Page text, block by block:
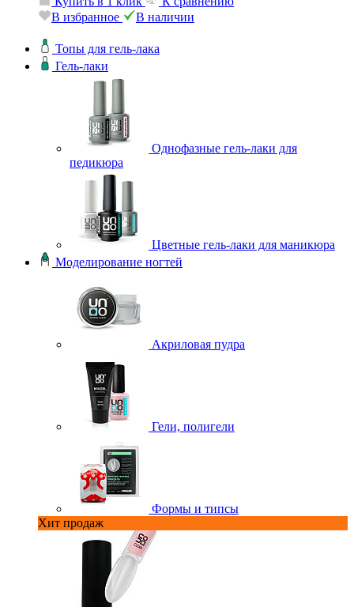
Купить в 1 клик
К сравнению
Топы для гель-лака
Гель-лаки
Однофазные гель-лаки для
педикюра
Цветные гель-лаки для маникюра
Моделирование ногтей
Акриловая пудра
Гели, полигели
Формы и типсы
Хит продаж